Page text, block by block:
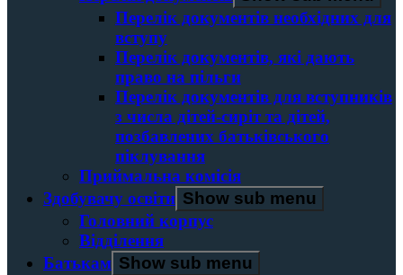
Перелік документів необхідних для
вступу
Перелік документів, які дають
право на пільги
Перелік документів для вступників
з числа дітей-сиріт та дітей,
позбавлених батьківського
піклування
Приймальна комісія
Здобувачу освіти Show sub menu
Головний корпус
Вiддiлення
Батькам Show sub menu